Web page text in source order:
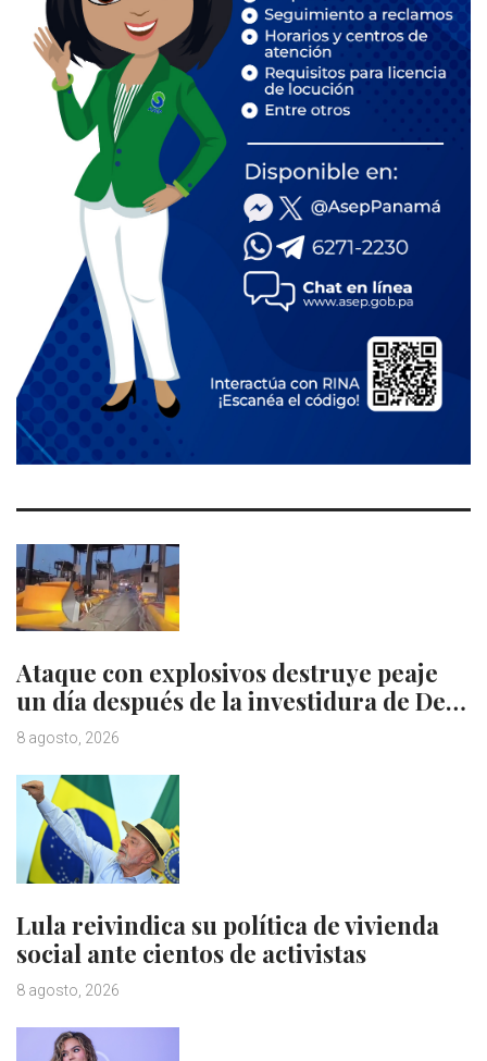
Ataque con explosivos destruye peaje
un día después de la investidura de De…
8 agosto, 2026
Lula reivindica su política de vivienda
social ante cientos de activistas
8 agosto, 2026